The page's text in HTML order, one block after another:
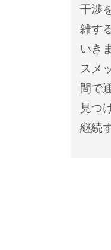
干渉
雑す
いき
スメ
間で
見つ
継続